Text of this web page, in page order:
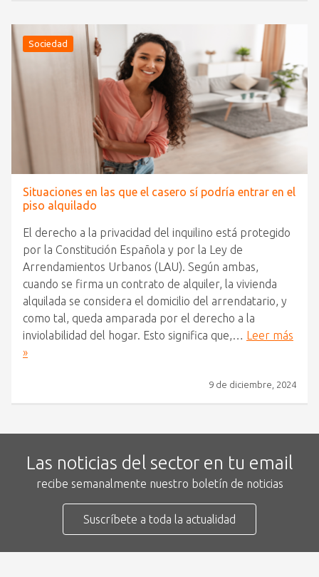
Sociedad
Situaciones en las que el casero sí podría entrar en el
piso alquilado
El derecho a la privacidad del inquilino está protegido
por la Constitución Española y por la Ley de
Arrendamientos Urbanos (LAU). Según ambas,
cuando se firma un contrato de alquiler, la vivienda
alquilada se considera el domicilio del arrendatario, y
como tal, queda amparada por el derecho a la
inviolabilidad del hogar. Esto significa que,…
Leer más
»
9 de diciembre, 2024
Las noticias del sector en tu email
recibe semanalmente nuestro boletín de noticias
Suscríbete a toda la actualidad